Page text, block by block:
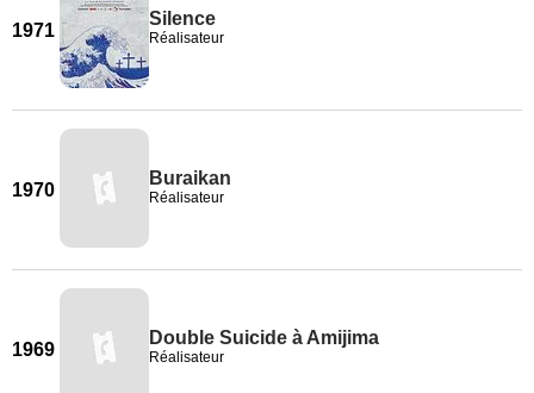
1971
Silence
Réalisateur
1970
Buraikan
Réalisateur
1969
Double Suicide à Amijima
Réalisateur